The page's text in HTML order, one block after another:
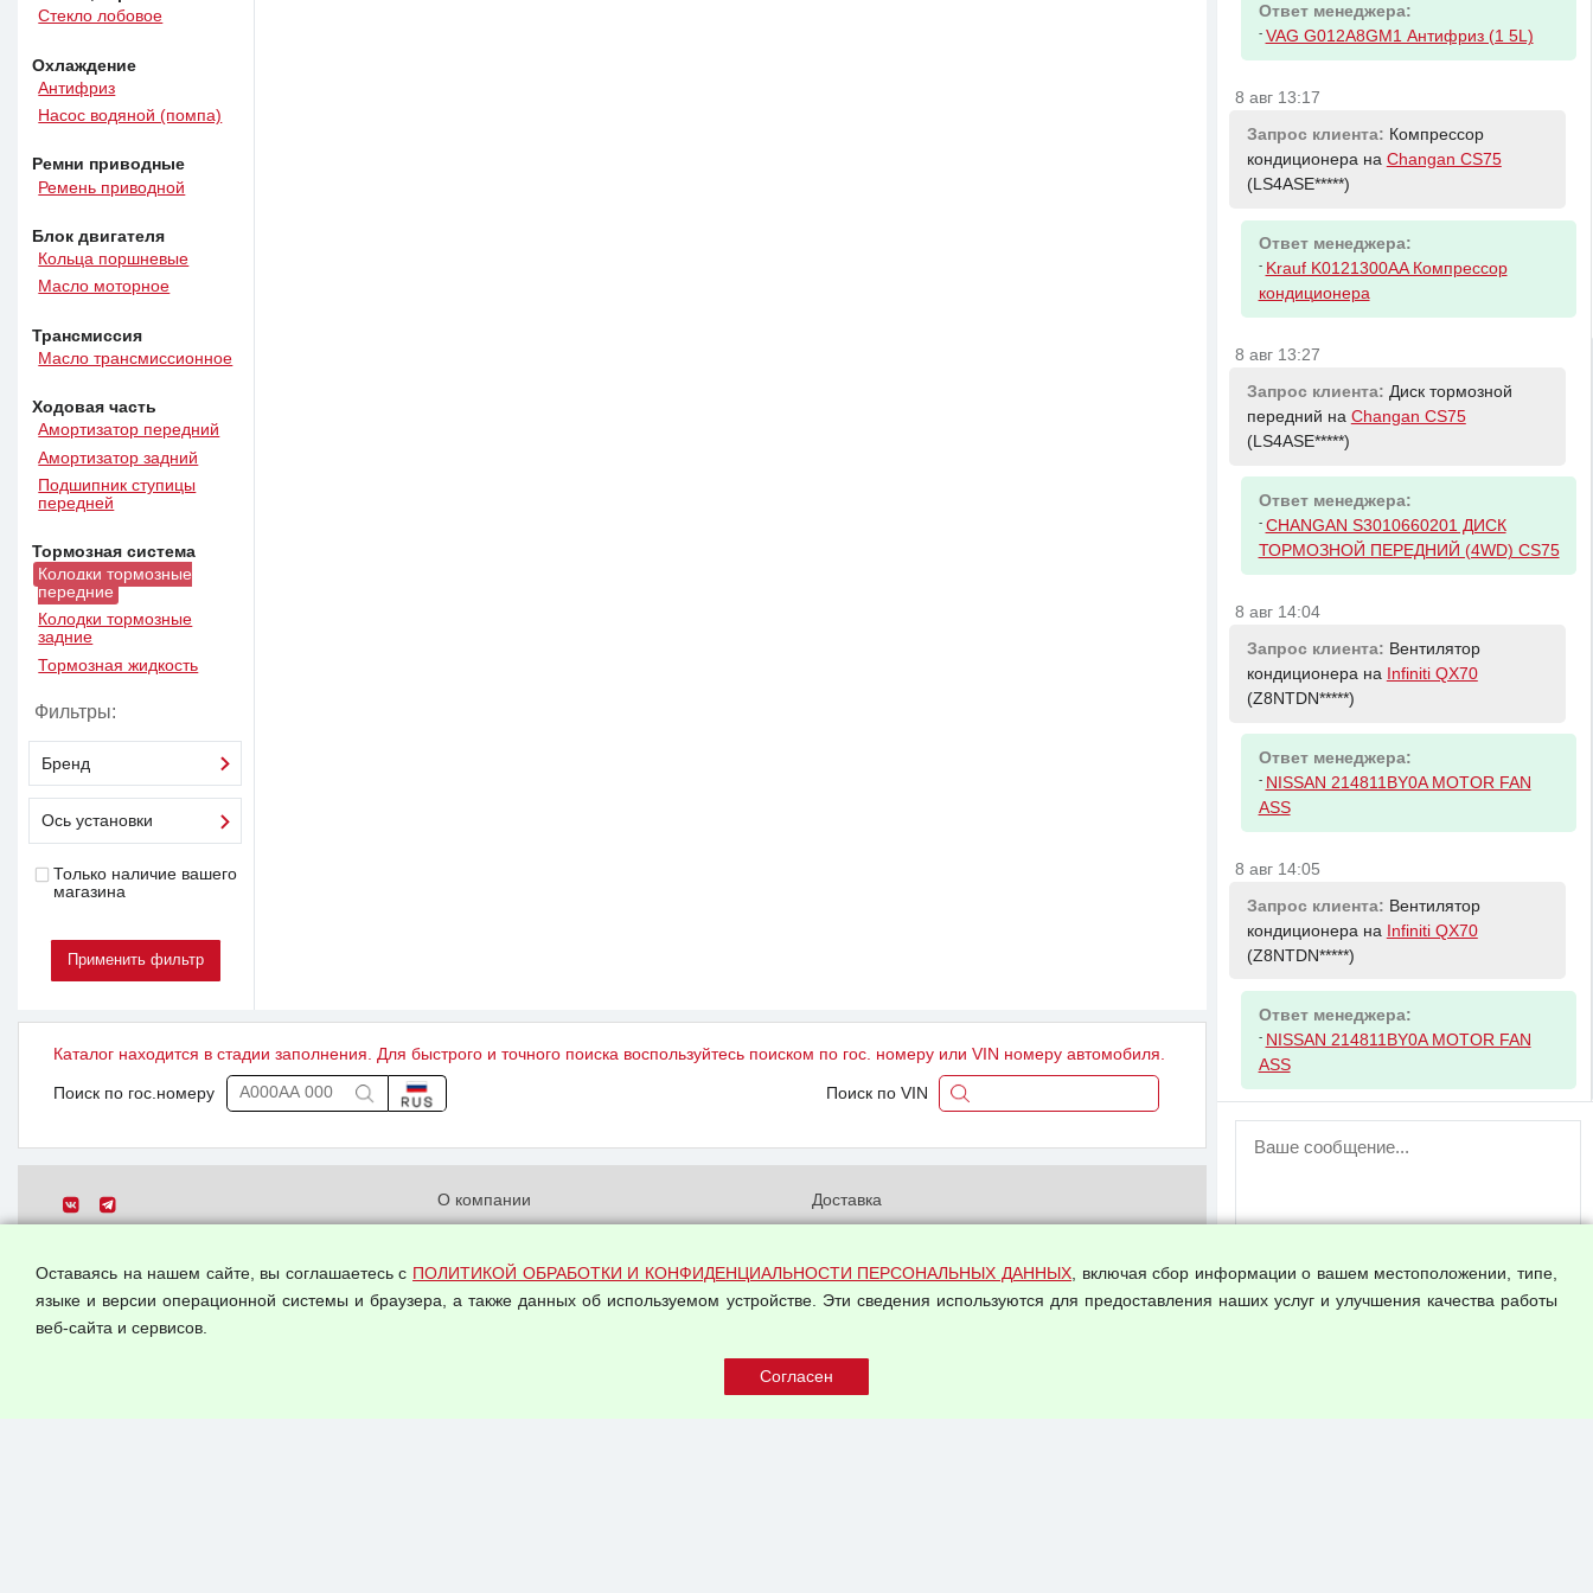
Стекло лобовое
Охлаждение
Антифриз
Насос водяной (помпа)
Ремни приводные
Ремень приводной
Блок двигателя
Кольца поршневые
Масло моторное
Трансмиссия
Масло трансмиссионное
Ходовая часть
Амортизатор передний
Амортизатор задний
Подшипник ступицы
передней
Тормозная система
Колодки тормозные
передние
Колодки тормозные
задние
Тормозная жидкость
Фильтры:
Бренд
Ось установки
Только наличие вашего
магазина
Каталог находится в стадии заполнения. Для быстрого и точного поиска воспользуйтесь поиском по гос. номеру или VIN номеру автомобиля.
Поиск по гос.номеру Поиск по VIN
Все права защищены.
О компании
Согласием на обработку персональных
данных
Доставка
Оплата и возвраты
Арендодателям
Оставаясь на нашем сайте, вы соглашаетесь с ПОЛИТИКОЙ ОБРАБОТКИ И КОНФИДЕНЦИАЛЬНОСТИ ПЕРСОНАЛЬНЫХ ДАННЫХ, включая сбор информации о вашем местоположении, типе,
языке и версии операционной системы и браузера, а также данных об используемом устройстве. Эти сведения используются для предоставления наших услуг и улучшения качества работы
веб-сайта и сервисов.
Ответ менеджера:
- VAG G012A8GM1 Антифриз (1 5L)
8 авг 13:17
Запрос клиента: Компрессор
кондиционера на Changan CS75
(LS4ASE*****)
Ответ менеджера:
- Krauf K0121300AA Компрессор
кондиционера
8 авг 13:27
Запрос клиента: Диск тормозной
передний на Changan CS75
(LS4ASE*****)
Ответ менеджера:
- CHANGAN S3010660201 ДИСК
ТОРМОЗНОЙ ПЕРЕДНИЙ (4WD) CS75
8 авг 14:04
Запрос клиента: Вентилятор
кондиционера на
Infiniti QX70
(Z8NTDN*****)
Ответ менеджера:
- NISSAN 214811BY0A MOTOR FAN
ASS
8 авг 14:05
Запрос клиента: Вентилятор
кондиционера на Infiniti QX70
(Z8NTDN*****)
Ответ менеджера:
- NISSAN 214811BY0A MOTOR FAN
ASS
ВНИМАНИЕ!
пользователей временно отключена!
аккаунт.